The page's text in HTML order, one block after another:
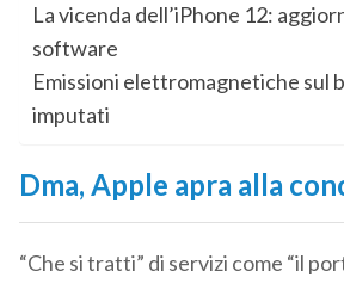
La vicenda dell’iPhone 12:
software
Emissioni elettromagnetiche sul
imputati
Dma, Apple apra alla
“Che si tratti” di servizi come “il